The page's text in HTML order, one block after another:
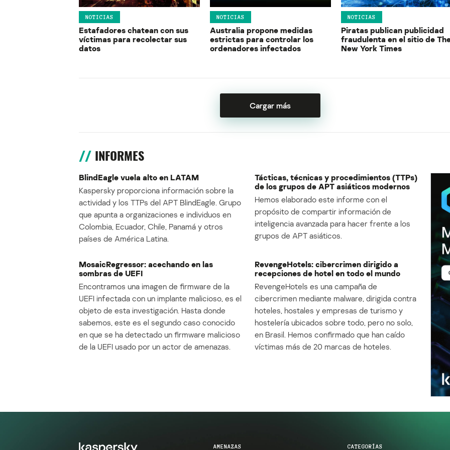
NOTICIAS
Estafadores chatean con sus
víctimas para recolectar sus
datos
NOTICIAS
Australia propone medidas
estrictas para controlar los
ordenadores infectados
NOTICIAS
Piratas publican publicidad
fraudulenta en el sitio de
New York Times
Cargar más
INFORMES
BlindEagle vuela alto en LATAM
Kaspersky proporciona información sobre la
actividad y los TTPs del APT BlindEagle. Grupo
que apunta a organizaciones e individuos en
Colombia, Ecuador, Chile, Panamá y otros
países de América Latina.
Tácticas, técnicas y procedimientos (TTPs)
de los grupos de APT asiáticos modernos
Hemos elaborado este informe con el
propósito de compartir información de
inteligencia avanzada para hacer frente a los
grupos de APT asiáticos.
MosaicRegressor: acechando en las
sombras de UEFI
Encontramos una imagen de firmware de la
UEFI infectada con un implante malicioso, es el
objeto de esta investigación. Hasta donde
sabemos, este es el segundo caso conocido
en que se ha detectado un firmware malicioso
de la UEFI usado por un actor de amenazas.
RevengeHotels: cibercrimen dirigido a
recepciones de hotel en todo el mundo
RevengeHotels es una campaña de
cibercrimen mediante malware, dirigida contra
hoteles, hostales y empresas de turismo y
hostelería ubicados sobre todo, pero no solo,
en Brasil. Hemos confirmado que han caído
víctimas más de 20 marcas de hoteles.
AMENAZAS CATEGORÍAS